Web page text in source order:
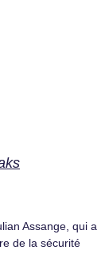
Assange, qui a
de la sécurité